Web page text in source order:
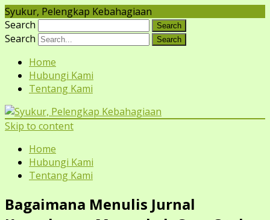
Syukur, Pelengkap Kebahagiaan
Search
Search
Home
Hubungi Kami
Tentang Kami
Skip to content
Home
Hubungi Kami
Tentang Kami
Bagaimana Menulis Jurnal